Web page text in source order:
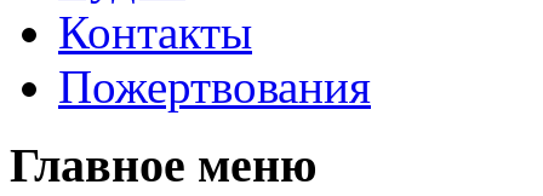
Контакты
Пожертвования
Главное меню